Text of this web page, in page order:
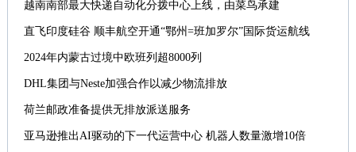
越南南部最大快递自动化分拨中心上线，由菜鸟承建
直飞印度硅谷 顺丰航空开通“鄂州=班加罗尔”国际货运航线
2024年内蒙古过境中欧班列超8000列
DHL集团与Neste加强合作以减少物流排放
荷兰邮政准备提供无排放派送服务
亚马逊推出AI驱动的下一代运营中心 机器人数量激增10倍